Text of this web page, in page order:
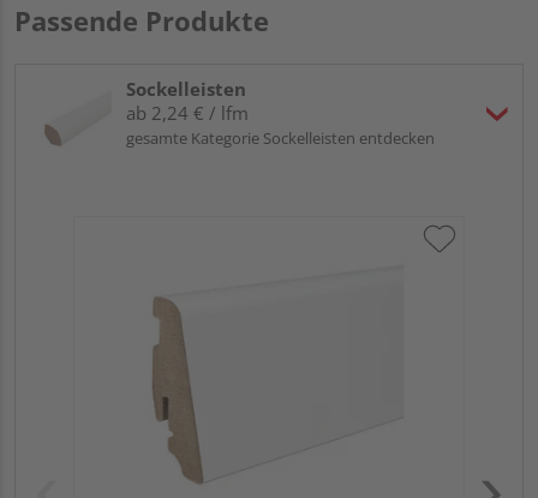
Passende Produkte
Sockelleisten
ab 2,24 € / lfm
gesamte Kategorie Sockelleisten entdecken